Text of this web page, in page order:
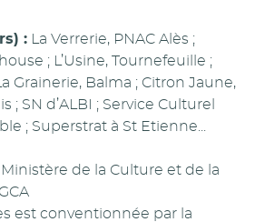
: La Verrerie, PNAC Alès ;
; L’Usine, Tournefeuille ;
Grainerie, Balma ; Citron Jaune,
; SN d’ALBI ; Service Culturel
; Superstrat à St Etienne...
Ministère de la Culture et de la
est conventionnée par la